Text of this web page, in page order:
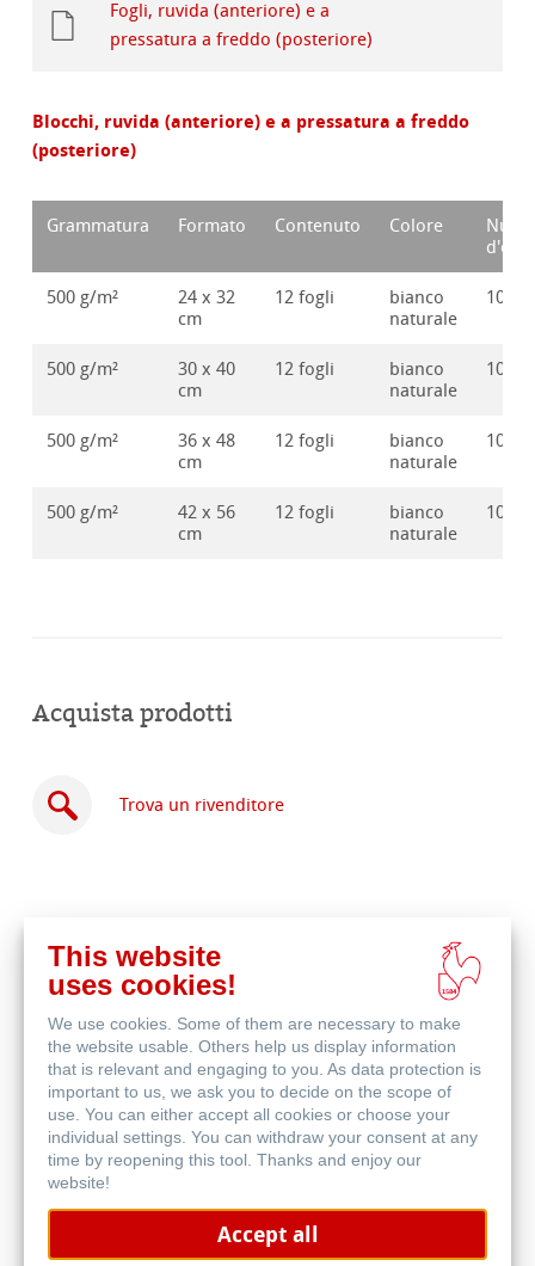
Fogli, ruvida (anteriore) e a
pressatura a freddo (posteriore)
Blocchi, ruvida (anteriore) e a pressatura a freddo
(posteriore)
Grammatura Formato Contenuto Colore
500 g/m²
24 x 32
cm
12 fogli
bianco
naturale
500 g/m²
30 x 40
cm
12 fogli
bianco
naturale
500 g/m²
36 x 48
cm
12 fogli
bianco
naturale
500 g/m²
42 x 56
cm
12 fogli
bianco
naturale
Acquista prodotti
Trova un rivenditore
Acquista
online
This website
uses cookies!
We use cookies. Some of them are necessary to make
the website usable. Others help us display information
that is relevant and engaging to you. As data protection is
important to us, we ask you to decide on the scope of
use. You can either accept all cookies or choose your
individual settings. You can withdraw your consent at any
time by reopening this tool. Thanks and enjoy our
website!
Accept all